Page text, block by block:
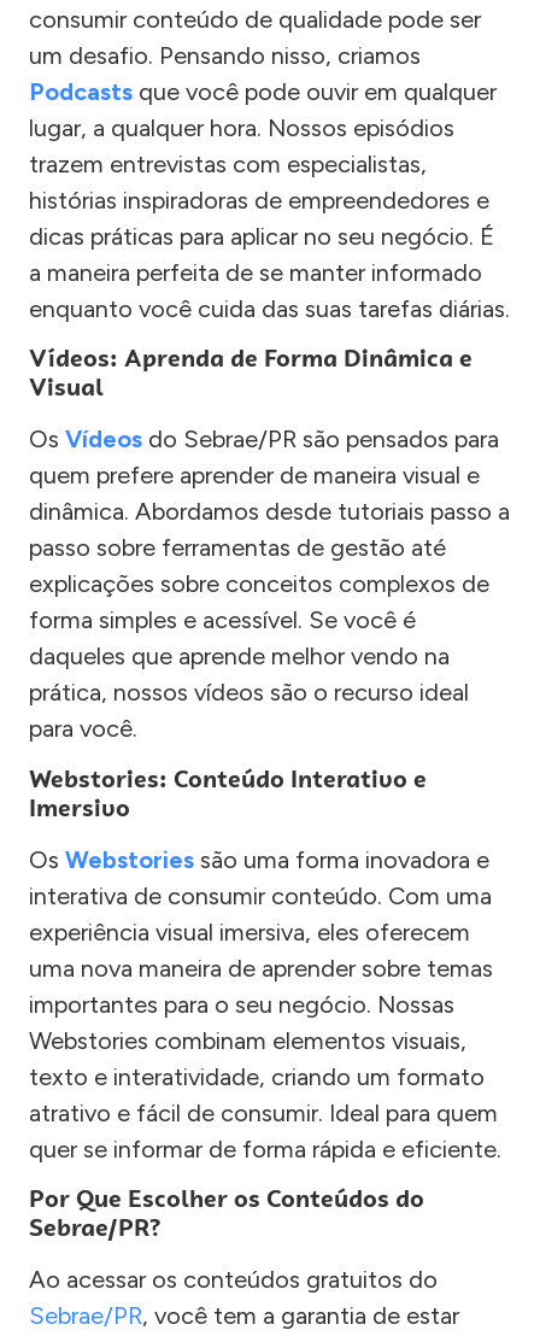
consumir conteúdo de qualidade pode ser
um desafio. Pensando nisso, criamos
Podcasts que você pode ouvir em qualquer
lugar, a qualquer hora. Nossos episódios
trazem entrevistas com especialistas,
histórias inspiradoras de empreendedores e
dicas práticas para aplicar no seu negócio. É
a maneira perfeita de se manter informado
enquanto você cuida das suas tarefas diárias.
Vídeos: Aprenda de Forma Dinâmica e
Visual
Os Vídeos do Sebrae/PR são pensados para
quem prefere aprender de maneira visual e
dinâmica. Abordamos desde tutoriais passo a
passo sobre ferramentas de gestão até
explicações sobre conceitos complexos de
forma simples e acessível. Se você é
daqueles que aprende melhor vendo na
prática, nossos vídeos são o recurso ideal
para você.
Webstories: Conteúdo Interativo e
Imersivo
Os Webstories são uma forma inovadora e
interativa de consumir conteúdo. Com uma
experiência visual imersiva, eles oferecem
uma nova maneira de aprender sobre temas
importantes para o seu negócio. Nossas
Webstories combinam elementos visuais,
texto e interatividade, criando um formato
atrativo e fácil de consumir. Ideal para quem
quer se informar de forma rápida e eficiente.
Por Que Escolher os Conteúdos do
Sebrae/PR?
Ao acessar os conteúdos gratuitos do
Sebrae/PR, você tem a garantia de estar